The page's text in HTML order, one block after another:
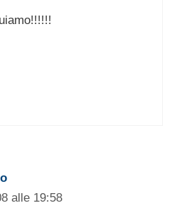
alle 19:58